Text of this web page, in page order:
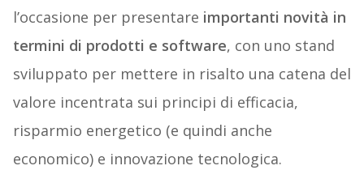
l’occasione per presentare importanti novità in
termini di prodotti e software, con uno stand
sviluppato per mettere in risalto una catena del
valore incentrata sui principi di efficacia,
risparmio energetico (e quindi anche
economico) e innovazione tecnologica.